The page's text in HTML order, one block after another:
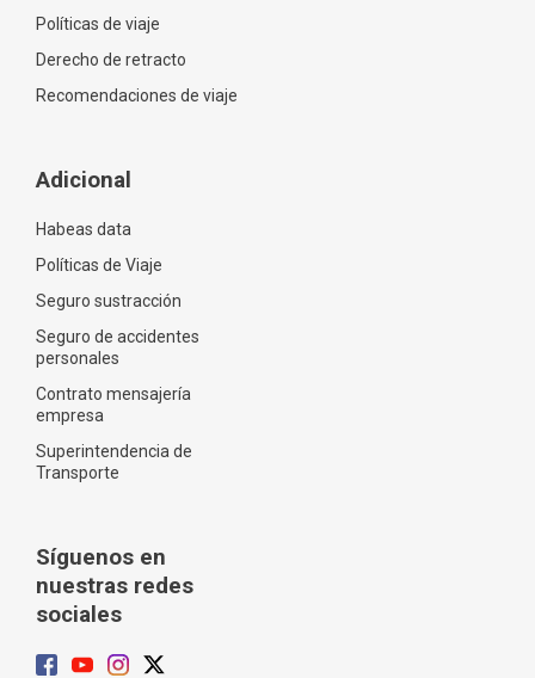
Políticas de viaje
Derecho de retracto
Recomendaciones de viaje
Adicional
Habeas data
Políticas de Viaje
Seguro sustracción
Seguro de accidentes
personales
Contrato mensajería
empresa
Superintendencia de
Transporte
Síguenos en
nuestras redes
sociales